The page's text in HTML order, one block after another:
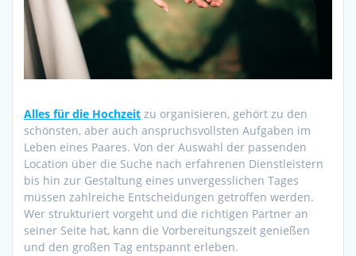
Alles für die Hochzeit zu organisieren, gehört zu den
schönsten, aber auch anspruchsvollsten Aufgaben im
Leben eines Paares. Von der Auswahl der passenden
Location über die Suche nach erfahrenen Dienstleistern
bis hin zur Gestaltung eines unvergesslichen Tages
müssen zahlreiche Entscheidungen getroffen werden.
Wer strukturiert vorgeht und die richtigen Partner an
seiner Seite hat, kann die Vorbereitungszeit genießen
und den großen Tag entspannt erleben.